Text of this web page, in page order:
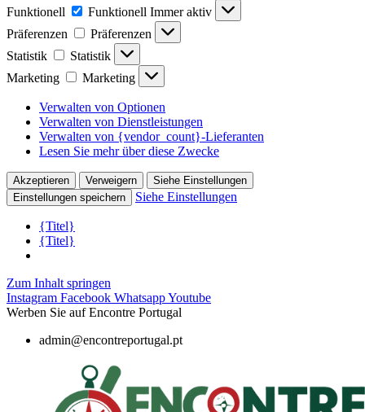
Funktionell
Funktionell Immer aktiv
Präferenzen
Präferenzen
Statistik
Statistik
Marketing
Marketing
Verwalten von Optionen
Verwalten von Dienstleistungen
Verwalten von {vendor_count}-Lieferanten
Lesen Sie mehr über diese Zwecke
Akzeptieren Verweigern
Siehe Einstellungen
Einstellungen speichern
Siehe Einstellungen
{Titel}
{Titel}
Zum Inhalt springen
Instagram Facebook WhatsappYoutube
Werben Sie auf Encontre Portugal
admin@encontreportugal.pt